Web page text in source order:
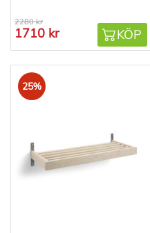
2280 kr
1710 kr KÖP
25%